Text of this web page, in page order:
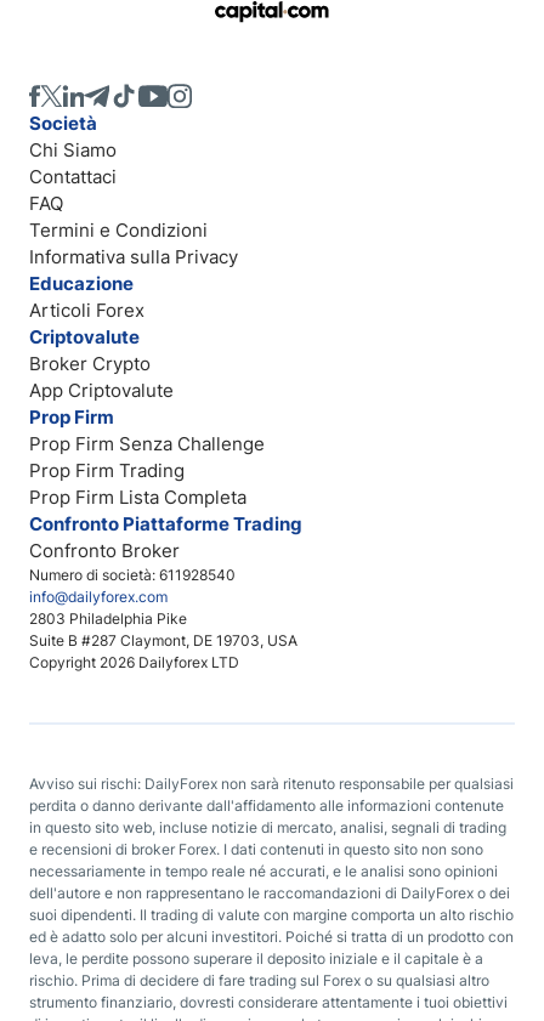
Numero di società: 611928540
info@dailyforex.com
2803 Philadelphia Pike
Suite B #287 Claymont, DE 19703, USA
Copyright 2026 Dailyforex LTD
Società
Chi Siamo
Contattaci
FAQ
Termini e Condizioni
Informativa sulla Privacy
Educazione
Articoli Forex
Criptovalute
Broker Crypto
App Criptovalute
Prop Firm
Prop Firm Senza Challenge
Prop Firm Trading
Prop Firm Lista Completa
Confronto Piattaforme Trading
Confronto Broker
Avviso sui rischi: DailyForex non sarà ritenuto responsabile per qualsiasi
perdita o danno derivante dall'affidamento alle informazioni contenute
in questo sito web, incluse notizie di mercato, analisi, segnali di trading
e recensioni di broker Forex. I dati contenuti in questo sito non sono
necessariamente in tempo reale né accurati, e le analisi sono opinioni
dell'autore e non rappresentano le raccomandazioni di DailyForex o dei
suoi dipendenti. Il trading di valute con margine comporta un alto rischio
ed è adatto solo per alcuni investitori. Poiché si tratta di un prodotto con
leva, le perdite possono superare il deposito iniziale e il capitale è a
rischio. Prima di decidere di fare trading sul Forex o su qualsiasi altro
strumento finanziario, dovresti considerare attentamente i tuoi obiettivi